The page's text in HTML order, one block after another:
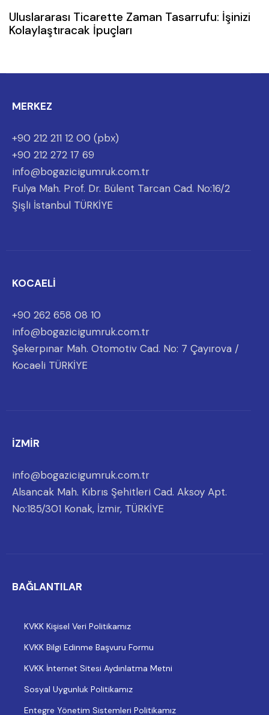
Uluslararası Ticarette Zaman Tasarrufu: İşinizi
Kolaylaştıracak İpuçları
MERKEZ
+90 212 211 12 00 (pbx)
+90 212 272 17 69
info@bogazicigumruk.com.tr
Fulya Mah. Prof. Dr. Bülent Tarcan Cad. No:16/2
Şişli İstanbul TÜRKİYE
KOCAELİ
+90 262 658 08 10
info@bogazicigumruk.com.tr
Şekerpınar Mah. Otomotiv Cad. No: 7 Çayırova /
Kocaeli TÜRKİYE
İZMİR
info@bogazicigumruk.com.tr
Alsancak Mah. Kıbrıs Şehitleri Cad. Aksoy Apt.
No:185/301 Konak, İzmir, TÜRKİYE
BAĞLANTILAR
KVKK Kişisel Veri Politikamız
KVKK Bilgi Edinme Başvuru Formu
KVKK İnternet Sitesi Aydınlatma Metni
Sosyal Uygunluk Politikamız
Entegre Yönetim Sistemleri Politikamız